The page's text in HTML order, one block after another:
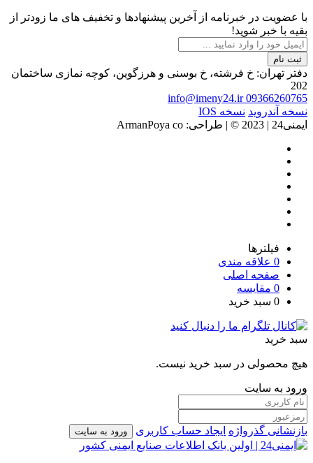
با عضویت در خبرنامه از آخرین پیشنهادها و تخفیف های ما زودتر از
بقیه با خبر شوید!
ثبت نام
دفتر تهران: خ فرشته، خ بوسنی و هرزگوین، کوچه نمازی ساختمان
202
09366260765
info@imeny24.ir
نسخه آندروید نسخه IOS
ایمنی24 | 2023 ©️ | طراحی: ArmanPoya co
فیلترها
0 علاقه مندی
صفحه اصلی
0 مقایسه
0 سبد خرید
سبد خرید
هیچ محصولی در سبد خرید نیست.
ورود به سایت
بازنشانی گذرواژه ایجاد حساب کاربری ورود به سایت